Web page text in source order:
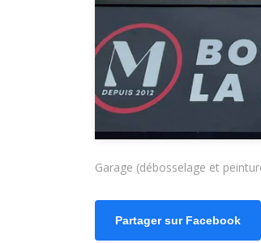
Garage (débosselage et
Partager sur Facebook